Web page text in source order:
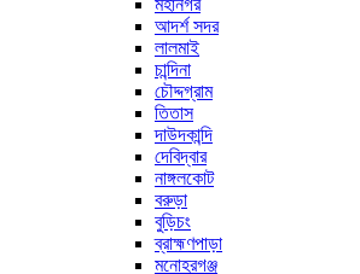
মহানগর
আদর্শ সদর
লালমাই
চান্দিনা
চৌদ্দগ্রাম
তিতাস
দাউদকান্দি
দেবিদ্বার
নাঙ্গলকোট
বরুড়া
বুড়িচং
ব্রাহ্মণপাড়া
মনোহরগঞ্জ